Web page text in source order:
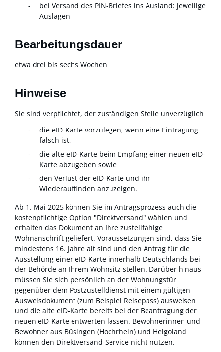
bei Versand des PIN-Briefes ins Ausland: jeweilige
Auslagen
Bearbeitungsdauer
etwa drei bis sechs Wochen
Hinweise
Sie sind verpflichtet, der zuständigen Stelle unverzüglich
die eID-Karte vorzulegen, wenn eine Eintragung
falsch ist,
die alte eID-Karte beim Empfang einer neuen eID-
Karte abzugeben sowie
den Verlust der eID-Karte und ihr
Wiederauffinden anzuzeigen.
Ab 1. Mai 2025 können Sie im Antragsprozess auch die
kostenpflichtige Option "Direktversand" wählen und
erhalten das Dokument an Ihre zustellfähige
Wohnanschrift geliefert. Voraussetzungen sind, dass Sie
mindestens 16. Jahre alt sind und den Antrag für die
Ausstellung einer eID-Karte innerhalb Deutschlands bei
der Behörde an Ihrem Wohnsitz stellen. Darüber hinaus
müssen Sie sich persönlich an der Wohnungstür
gegenüber dem Postzustelldienst mit einem gültigen
Ausweisdokument (zum Beispiel Reisepass) ausweisen
und die alte eID-Karte bereits bei der Beantragung der
neuen eID-Karte entwerten lassen. Bewohnerinnen und
Bewohner aus Büsingen (Hochrhein) und Helgoland
können den Direktversand-Service nicht nutzen.